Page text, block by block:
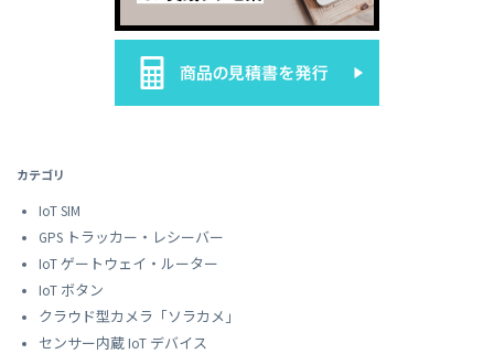
カテゴリ
IoT SIM
GPS トラッカー・レシーバー
IoT ゲートウェイ・ルーター
IoT ボタン
クラウド型カメラ「ソラカメ」
センサー内蔵 IoT デバイス